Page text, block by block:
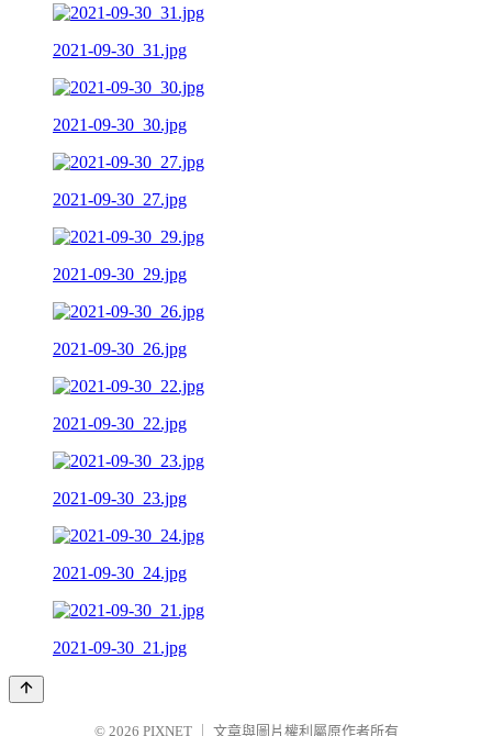
2021-09-30_31.jpg
2021-09-30_30.jpg
2021-09-30_27.jpg
2021-09-30_29.jpg
2021-09-30_26.jpg
2021-09-30_22.jpg
2021-09-30_23.jpg
2021-09-30_24.jpg
2021-09-30_21.jpg
© 2026 PIXNET 文章與圖片權利屬原作者所有